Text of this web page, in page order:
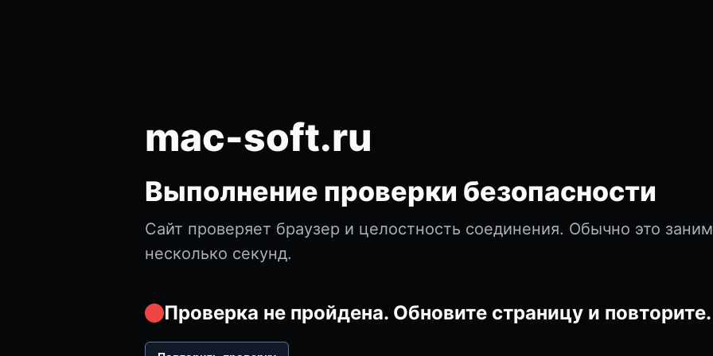
mac-soft.ru
Выполнение проверки безопасности
Сайт проверяет браузер и целостность соединения. Обычно это
несколько секунд.
Проверка не пройдена. Обновите страницу и повторите.